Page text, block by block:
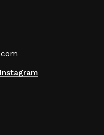
Instagram